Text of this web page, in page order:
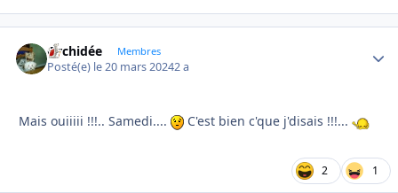
Orchidée Membres
Posté(e) le 20 mars 20242 a
Mais ouiiiii !!!.. Samedi.... C'est bien c'que j'disais !!!...
2 1